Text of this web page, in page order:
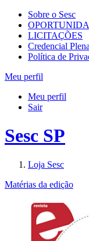
Sobre o Sesc
LICITAÇÕES
Credencial Plena
Política de
Meu perfil
Meu perfil
Sair
Sesc SP
Loja Sesc
Matérias da edição